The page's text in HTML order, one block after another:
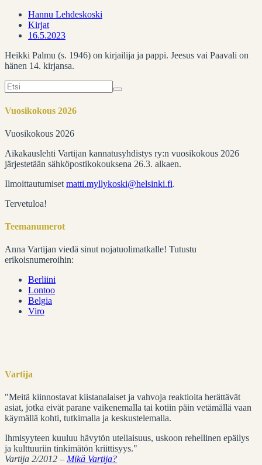
Hannu Lehdeskoski
Kirjat
16.5.2023
Heikki Palmu (s. 1946) on kirjailija ja pappi. Jeesus vai Paavali on
hänen 14. kirjansa.
Search
for:
Vuosikokous 2026
Vuosikokous 2026
Aikakauslehti Vartijan kannatusyhdistys ry:n vuosikokous 2026
järjestetään sähköpostikokouksena 26.3. alkaen.
Ilmoittautumiset matti.myllykoski@helsinki.fi.
Tervetuloa!
Teemanumerot
Anna Vartijan viedä sinut nojatuolimatkalle! Tutustu
erikoisnumeroihin:
Berliini
Lontoo
Belgia
Viro
Vartija
"Meitä kiinnostavat kiistanalaiset ja vahvoja reaktioita herättävät
asiat, jotka eivät parane vaikenemalla tai kotiin päin vetämällä vaan
käymällä kohti, tutkimalla ja keskustelemalla.
Ihmisyyteen kuuluu hävytön uteliaisuus, uskoon rehellinen epäilys
ja kulttuuriin tinkimätön kriittisyys."
Vartija 2/2012 – Mikä Vartija?